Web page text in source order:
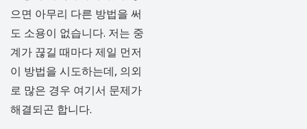
으면 아무리 다른 방법을 써
도 소용이 없습니다. 저는 중
계가 끊길 때마다 제일 먼저
이 방법을 시도하는데, 의외
로 많은 경우 여기서 문제가
해결되곤 합니다.